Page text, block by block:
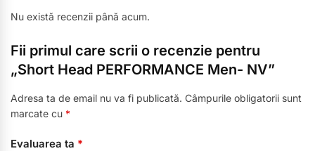
Nu există recenzii până acum.
Fii primul care scrii o recenzie pentru
„Short Head PERFORMANCE Men- NV”
Adresa ta de email nu va fi publicată. Câmpurile obligatorii sunt
marcate cu *
Evaluarea ta *